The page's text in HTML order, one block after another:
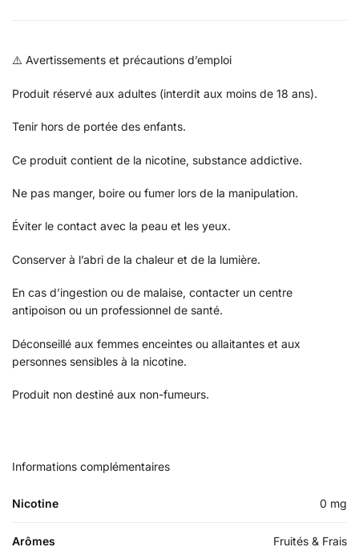
⚠️ Avertissements et précautions d’emploi
Produit réservé aux adultes (interdit aux moins de 18 ans).
Tenir hors de portée des enfants.
Ce produit contient de la nicotine, substance addictive.
Ne pas manger, boire ou fumer lors de la manipulation.
Éviter le contact avec la peau et les yeux.
Conserver à l’abri de la chaleur et de la lumière.
En cas d’ingestion ou de malaise, contacter un centre
antipoison ou un professionnel de santé.
Déconseillé aux femmes enceintes ou allaitantes et aux
personnes sensibles à la nicotine.
Produit non destiné aux non-fumeurs.
Informations complémentaires
Nicotine 0 mg
Arômes Fruités & Frais